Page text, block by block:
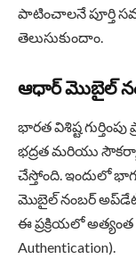
పాటించాలనే పూర్తి
తెలుసుకుందాం.
ఆధార్ మొబైల్
భారత విశిష్ట
భద్రత మరియు
చేస్తోంది. ఇందులో
మొబైల్ నంబర్ అప్‌డేట్
ఈ ప్రక్రియలో అత్యంత
Authentication).